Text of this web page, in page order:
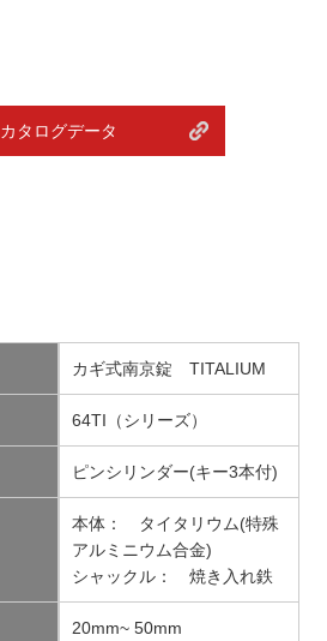
カタログデータ
カギ式南京錠 TITALIUM
64TI（シリーズ）
ピンシリンダー(キー3本付)
本体： タイタリウム(特殊
アルミニウム合金)
シャックル： 焼き入れ鉄
20mm~ 50mm